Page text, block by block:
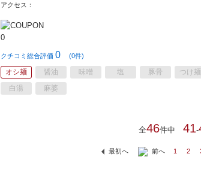
アクセス：
クチコミ総合評価 0 (0件)
オシ麺 醤油 味噌 塩 豚骨 つけ麺
白湯
麻婆
全46件中 41-
最初へ 前へ 1 2